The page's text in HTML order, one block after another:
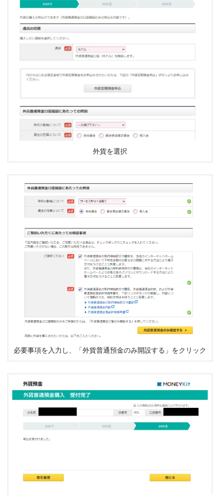
外貨を選択
必要事項を入力し、「外貨普通預金のみ開設する」をクリック